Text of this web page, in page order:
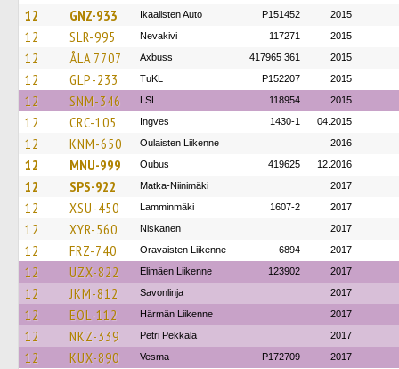
12 GNZ-933 Ikaalisten Auto P151452 2015
12 SLR-995 Nevakivi 117271 2015
12 ÅLA 7707 Axbuss 417965 361 2015
12 GLP-233 TuKL P152207 2015
12 SNM-346 LSL 118954 2015
12 CRC-105 Ingves 1430-1 04.2015
12 KNM-650 Oulaisten Liikenne 2016
12 MNU-999 Oubus 419625 12.2016
12 SPS-922 Matka-Niinimäki 2017
12 XSU-450 Lamminmäki 1607-2 2017
12 XYR-560 Niskanen 2017
12 FRZ-740 Oravaisten Liikenne 6894 2017
12 UZX-822 Elimäen Liikenne 123902 2017
12 JKM-812 Savonlinja 2017
12 EOL-112 Härmän Liikenne 2017
12 NKZ-339 Petri Pekkala 2017
12 KUX-890 Vesma P172709 2017